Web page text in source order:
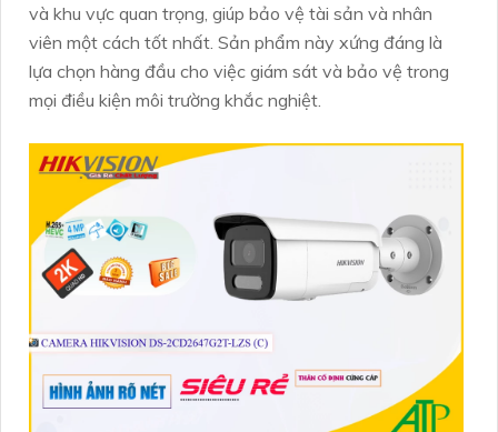
và khu vực quan trọng, giúp bảo vệ tài sản và nhân
viên một cách tốt nhất. Sản phẩm này xứng đáng là
lựa chọn hàng đầu cho việc giám sát và bảo vệ trong
mọi điều kiện môi trường khắc nghiệt.